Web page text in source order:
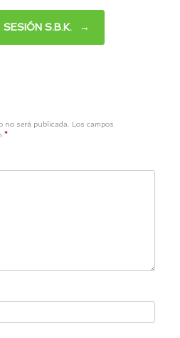
S.B.K. →
no será publicada.
Los campos
*